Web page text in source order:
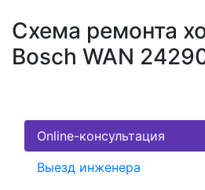
Схема ремонта
Bosch WAN
Online-консультация
Выезд инженера